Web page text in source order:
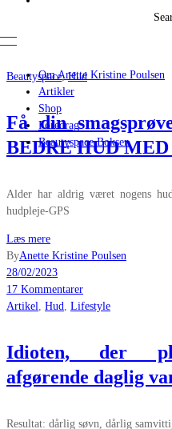
Om Anette Kristine Poulsen
Artikler
Shop
Foredrag
Beautyspace Boksen
Beautyspace,Hud
Få din
BEDRE HUD
Alder har aldrig været nogens
hudpleje-GPS
Læs mere
ByAnette Kristine Poulsen
28/02/2023
17 Kommentarer
Artikel
Hud Lifestyle
Idioten, der
afgørende daglig
Resultat: dårlig søvn, dårlig